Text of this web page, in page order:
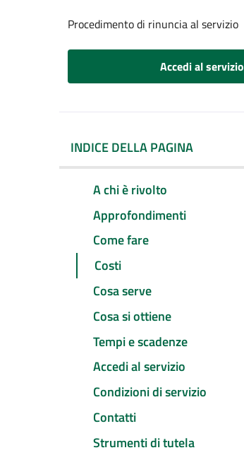
Procedimento di rinuncia al servizio
Accedi al servizio
INDICE DELLA PAGINA
A chi è rivolto
Approfondimenti
Come fare
Costi
Cosa serve
Cosa si ottiene
Tempi e scadenze
Accedi al servizio
Condizioni di servizio
Contatti
Strumenti di tutela